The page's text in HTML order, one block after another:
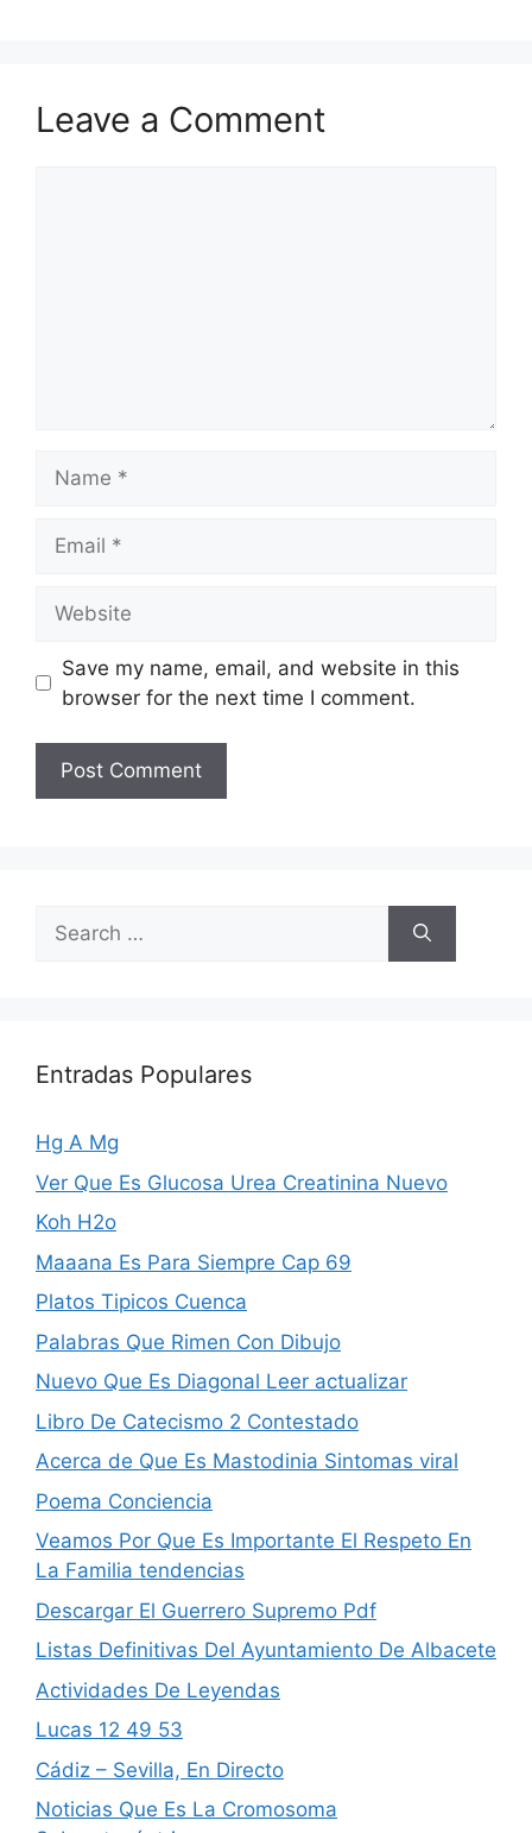
Leave a Comment
Save my name, email, and website in this
browser for the next time I comment.
Search
for:
Entradas Populares
Hg A Mg
Ver Que Es Glucosa Urea Creatinina Nuevo
Koh H2o
Maaana Es Para Siempre Cap 69
Platos Tipicos Cuenca
Palabras Que Rimen Con Dibujo
Nuevo Que Es Diagonal Leer actualizar
Libro De Catecismo 2 Contestado
Acerca de Que Es Mastodinia Sintomas viral
Poema Conciencia
Veamos Por Que Es Importante El Respeto En
La Familia tendencias
Descargar El Guerrero Supremo Pdf
Listas Definitivas Del Ayuntamiento De Albacete
Actividades De Leyendas
Lucas 12 49 53
Cádiz – Sevilla, En Directo
Noticias Que Es La Cromosoma